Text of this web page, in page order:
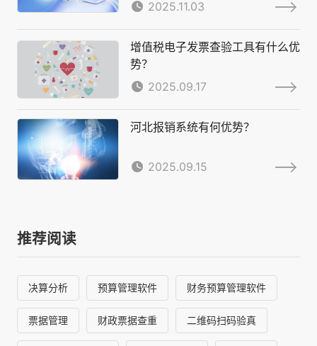
2025.11.03
增值税电子发票查验工具有什么优
势？
2025.09.17
河北报销系统有何优势？
2025.09.15
推荐阅读
决算分析 预算管理软件 财务预算管理软件
票据管理 财政票据查重 二维码扫码验真